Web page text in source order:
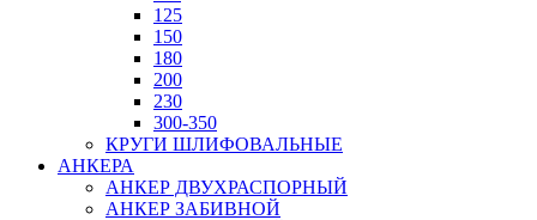
125
150
180
200
230
300-350
КРУГИ ШЛИФОВАЛЬНЫЕ
АНКЕРА
АНКЕР ДВУХРАСПОРНЫЙ
АНКЕР ЗАБИВНОЙ